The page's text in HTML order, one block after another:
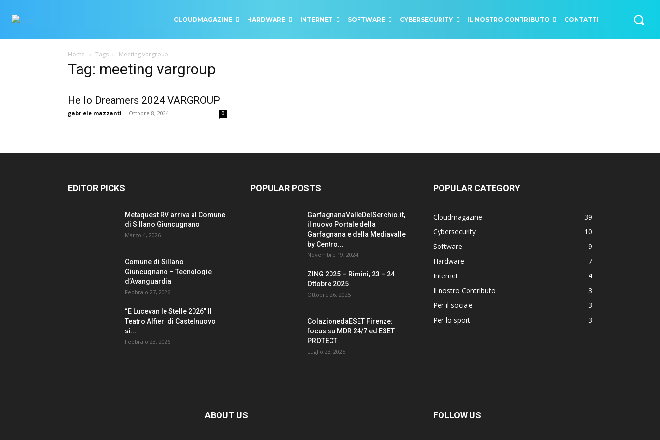
CLOUDMAGAZINE HARDWARE INTERNET SOFTWARE CYBERSECURITY IL NOSTRO CONTRIBUTO CONTATTI
Home Tags Meeting vargroup
Tag: meeting vargroup
Hello Dreamers 2024 VARGROUP
gabriele mazzanti - Ottobre 8, 2024 0
EDITOR PICKS
Metaquest RV arriva al Comune
di Sillano Giuncugnano
Marzo 4, 2026
Comune di Sillano
Giuncugnano – Tecnologie
d’Avanguardia
Febbraio 27, 2026
“E Lucevan le Stelle 2026” Il
Teatro Alfieri di Castelnuovo
si...
Febbraio 23, 2026
POPULAR POSTS
GarfagnanaValleDelSerchio.it,
il nuovo Portale della
Garfagnana e della Mediavalle
by Centro...
Novembre 19, 2024
ZING 2025 – Rimini, 23 – 24
Ottobre 2025
Ottobre 26, 2025
ColazionedaESET Firenze:
focus su MDR 24/7 ed ESET
PROTECT
Luglio 23, 2025
POPULAR CATEGORY
Cloudmagazine
39
Cybersecurity
10
Software
9
Hardware
7
Internet
4
Il nostro Contributo
3
Per il sociale
3
Per lo sport
3
ABOUT US FOLLOW US